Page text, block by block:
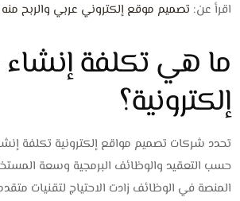
اقرأ عن: تصميم موقع إلكتروني عربي والربح منه
ما هي تكلفة
إلكترونية؟
تحدد شركات تصميم مواقع إلكترونية تكلفة
حسب التعقيد والوظائف البرمجية وسعة
المنصة في الوظائف زادت الاحتياج لتقنيات